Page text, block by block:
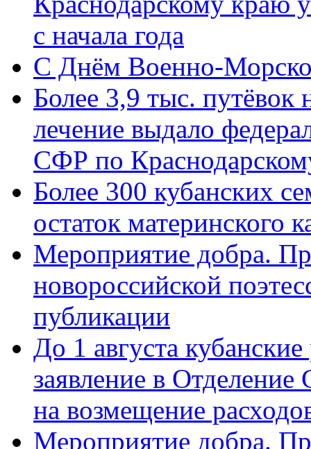
с начала года
C Днём Военно-
Более 3,9 тыс. путёвок
лечение выдало
СФР по
Более 300 кубанских
остаток материнского
Мероприятие добра.
новороссийской
публикации
До 1 августа
заявление в
на возмещение
Мероприятие добра.